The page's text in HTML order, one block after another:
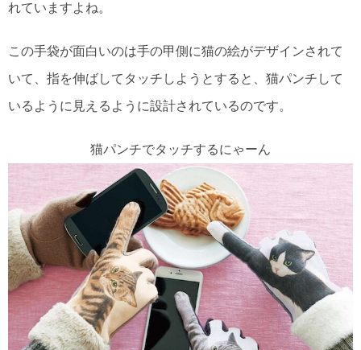
れていますよね。
この手袋が面白いのは手の甲側に猫の絵がデザインされて
いて、指を伸ばしてタッチしようとすると、猫パンチして
いるように見えるように設計されているのです。
猫パンチでタッチするにゃーん